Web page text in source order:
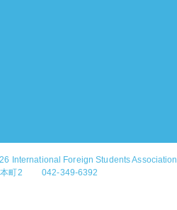
International Foreign Students Association
本町2 042-349-6392